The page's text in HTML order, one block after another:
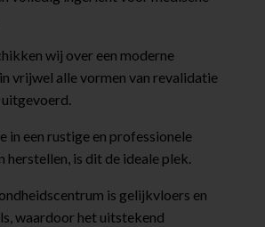
wij over een moderne
vrijwel alle vormen van revalidatie
uitgevoerd.
in een rustige en professionele
herstellen, is dit de ideale plek.
is gelijkvloers en
waardoor het uitstekend